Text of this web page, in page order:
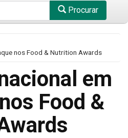
Procurar
nos Food & Nutrition Awards
em
Food &